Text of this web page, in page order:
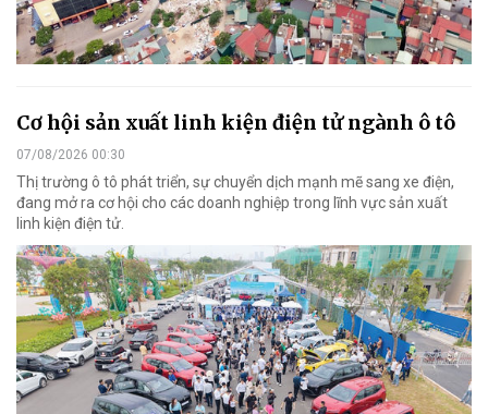
Cơ hội sản xuất linh kiện điện tử ngành ô tô
07/08/2026 00:30
Thị trường ô tô phát triển, sự chuyển dịch mạnh mẽ sang xe điện,
đang mở ra cơ hội cho các doanh nghiệp trong lĩnh vực sản xuất
linh kiện điện tử.